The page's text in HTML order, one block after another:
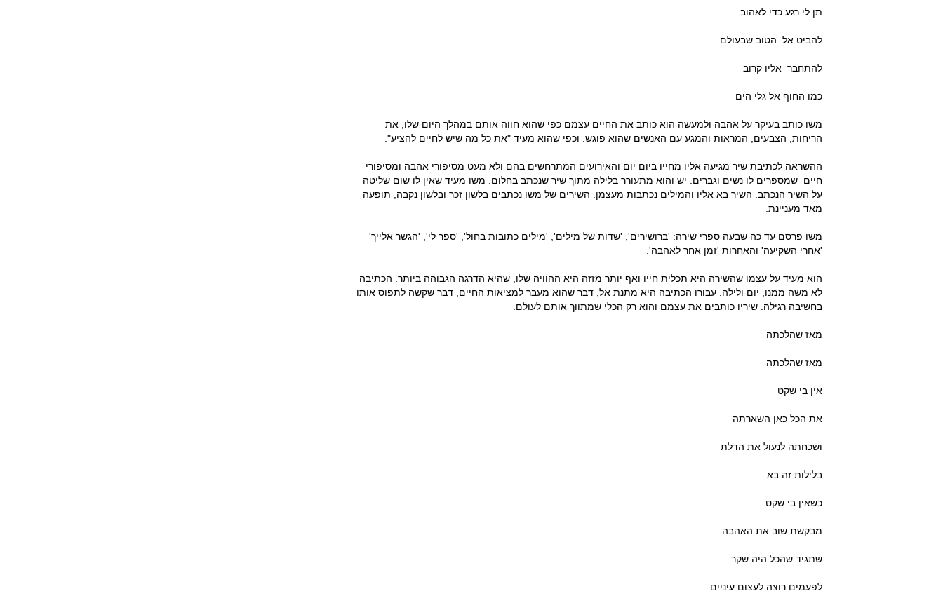
תן לי רגע כדי לאהוב
להביט אל הטוב שבעולם
להתחבר אליו קרוב
כמו החוף אל גלי הים
משו כותב בעיקר על אהבה ולמעשה הוא כותב את החיים עצמם כפי שהוא חווה אותם במהלך היום שלו, את
הריחות, הצבעים, המראות והמגע עם האנשים שהוא פוגש. וכפי שהוא מעיד "את כל מה שיש לחיים להציע".
ההשראה לכתיבת שיר מגיעה אליו מחייו ביום יום והאירועים המתרחשים בהם ולא מעט מסיפורי אהבה ומסיפורי
חיים שמספרים לו נשים וגברים. יש והוא מתעורר בלילה מתוך שיר שנכתב בחלום. משו מעיד שאין לו שום שליטה
על השיר הנכתב. השיר בא אליו והמילים נכתבות מעצמן. השירים של משו נכתבים בלשון זכר ובלשון נקבה, תופעה
מאד מעניינת.
משו פרסם עד כה שבעה ספרי שירה: 'ברושירים', 'שדות של מילים', 'מילים כתובות בחול', 'ספר לי', 'הגשר אלייך'
'אחרי השקיעה' והאחרות 'זמן אחר לאהבה'.
הוא מעיד על עצמו שהשירה היא תכלית חייו ואף יותר מזזה היא ההוויה שלו, שהיא הדרגה הגבוהה ביותר. הכתיבה
לא משה ממנו, יום ולילה. עבורו הכתיבה היא מתנת אל, דבר שהוא מעבר למציאות החיים, דבר שקשה לתפוס אותו
בחשיבה רגילה. שיריו כותבים את עצמם והוא רק הכלי שמתווך אותם לעולם.
מאז שהלכתה
מאז שהלכתה
אין בי שקט
את הכל כאן השארתה
ושכחתה לנעול את הדלת
בלילות זה בא
כשאין בי שקט
מבקשת שוב את האהבה
שתגיד שהכל היה שקר
לפעמים רוצה לעצום עיניים